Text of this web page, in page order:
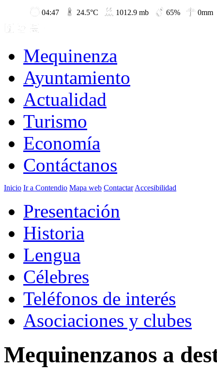
04:47 24.5°C 1012.9 mb 65% 0mm
Mequinenza
Ayuntamiento
Actualidad
Turismo
Economía
Contáctanos
Inicio Ir a Contendio Mapa web Contactar Accesibilidad
Presentación
Historia
Lengua
Célebres
Teléfonos de interés
Asociaciones y clubes
Mequinenzanos a